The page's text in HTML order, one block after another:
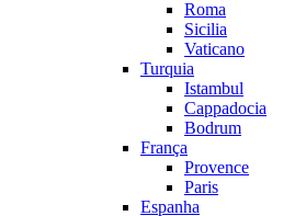
Roma
Sicilia
Vaticano
Turquia
Istambul
Cappadocia
Bodrum
França
Provence
Paris
Espanha